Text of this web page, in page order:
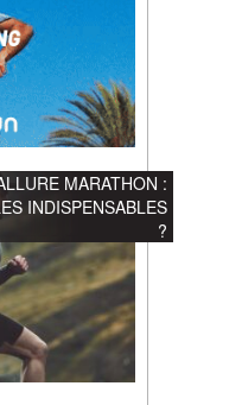
MARATHON :
INDISPENSABLES
?